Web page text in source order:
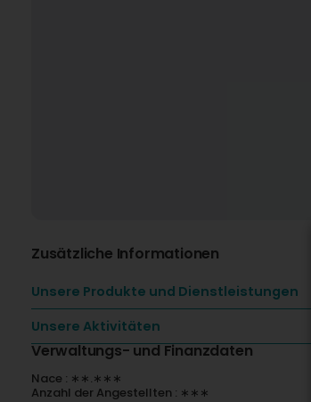
Zusätzliche Informationen
Unsere Produkte und Dienstleistungen
Unsere Aktivitäten
Verwaltungs- und Finanzdaten
Nace : ∗∗.∗∗∗
Anzahl der Angestellten : ∗∗∗